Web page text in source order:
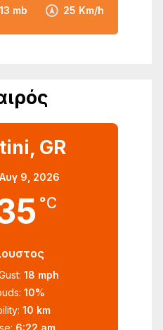
mb 25 Km/h
GR
Αυγ 9, 2026
°C
18 mph
10%
10 km
6:22 am